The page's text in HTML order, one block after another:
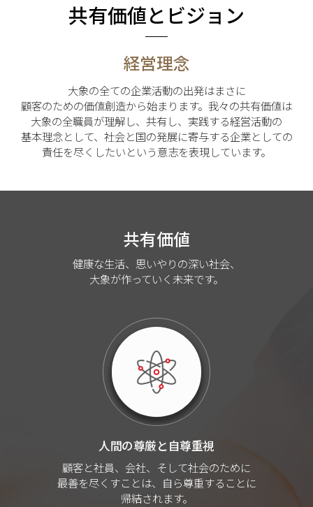
共有価値とビジョン
経営理念
大象の全ての企業活動の出発はまさに
顧客のための価値創造から始まります。我々の共有価値は
大象の全職員が理解し、共有し、実践する経営活動の
基本理念として、社会と国の発展に寄与する企業としての
責任を尽くしたいという意志を表現しています。
共有価値
健康な生活、思いやりの深い社会、
大象が作っていく未来です。
人間の尊厳と自尊重視
顧客と社員、会社、そして社会のために
最善を尽くすことは、自ら尊重することに
帰結されます。